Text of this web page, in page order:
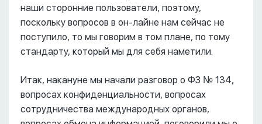
наши сторонние пользователи, поэтому,
поскольку вопросов в он-лайне нам сейчас не
поступило, то мы говорим в том плане, по тому
стандарту, который мы для себя наметили.
Итак, накануне мы начали разговор о ФЗ № 134,
вопросах конфиденциальности, вопросах
сотрудничества международных органов,